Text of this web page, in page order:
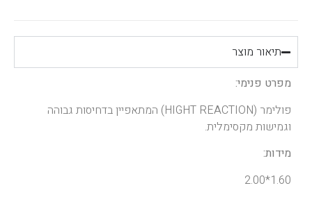
תיאור מוצר
מפרט פנימי:
פולימר (HIGHT REACTION) המתאפיין בדחיסות גבוהה
וגמישות מקסימלית.
מידות:
1.60*2.00